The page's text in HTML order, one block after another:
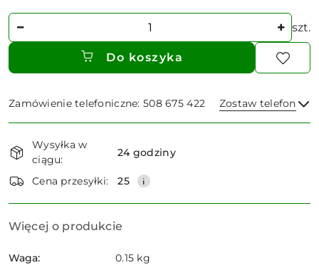
Ilość szt.
Do koszyka
Zamówienie telefoniczne: 508 675 422 Zostaw telefon
i
dostawa
Wysyłka w
ciągu:
24 godziny
Cena przesyłki: 25
Więcej o produkcie
Waga: 0.15 kg